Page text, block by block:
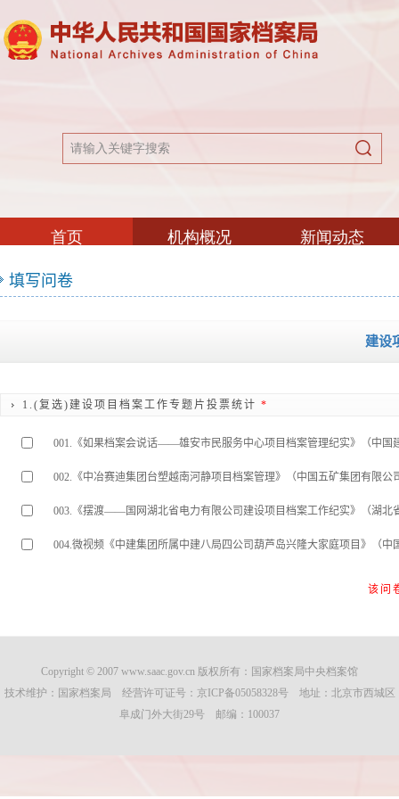
填写问卷
建设
1.(复选)建设项目档案工作专题片投票统计 *
001.《如果档案会说话——雄安市民服务中心项目档案管理纪实》（中国
002.《中冶赛迪集团台塑越南河静项目档案管理》（中国五矿集团有限公
003.《摆渡——国网湖北省电力有限公司建设项目档案工作纪实》（湖北
004.微视频《中建集团所属中建八局四公司葫芦岛兴隆大家庭项目》（
该问